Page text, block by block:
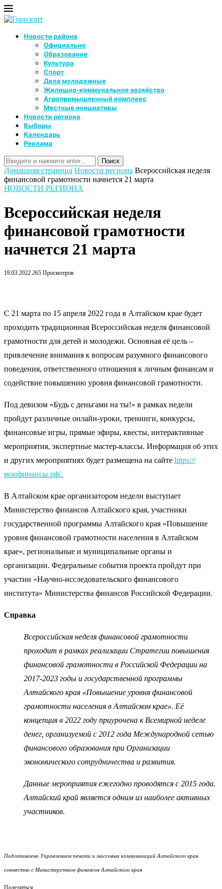
Новости района
Официально
Образование
Культура
Спорт
Дела молодежные
Жилищно-коммунальное хозяйство
Агропромышленный комплекс
Местные инициативы
Новости региона
Выборы
Календарь
Реклама
Домашняя страница Новости региона Всероссийская неделя
финансовой грамотности начнется 21 марта
НОВОСТИ РЕГИОНА
Всероссийская неделя
финансовой грамотности
начнется 21 марта
19.03.2022 265 Просмотров
С 21 марта по 15 апреля 2022 года в Алтайском крае будет
проходить традиционная Всероссийская неделя финансовой
грамотности для детей и молодежи. Основная её цель –
привлечение внимания к вопросам разумного финансового
поведения, ответственного отношения к личным финансам и
содействие повышению уровня финансовой грамотности.
Под девизом «Будь с деньгами на ты!» в рамках недели
пройдут различные онлайн-уроки, тренинги, конкурсы,
финансовые игры, прямые эфиры, квесты, интерактивные
мероприятия, экспертные мастер-классы. Информация об этих
и других мероприятиях будет размещена на сайте https://
моифинансы.рф/.
В Алтайском крае организатором недели выступает
Министерство финансов Алтайского края, участники
государственной программы Алтайского края «Повышение
уровня финансовой грамотности населения в Алтайском
крае», региональные и муниципальные органы и
организации. Федеральные события проекта пройдут при
участии «Научно-исследовательского финансового
института» Министерства финансов Российской Федерации.
Справка
Всероссийская неделя финансовой грамотности
проходит в рамках реализации Стратегии повышения
финансовой грамотности в Российской Федерации на
2017-2023 годы и государственной программы
Алтайского края «Повышение уровня финансовой
грамотности населения в Алтайском крае». Её
концепция в 2022 году приурочена к Всемирной неделе
денег, организуемой с 2012 года Международной сетью
финансового образования при Организации
экономического сотрудничества и развития.
Данные мероприятия ежегодно проводятся с 2015 года.
Алтайский край является одним из наиболее активных
участников.
Подготовлено Управлением печати и массовых коммуникаций Алтайского края
совместно с Министерством финансов Алтайского края
Поделиться